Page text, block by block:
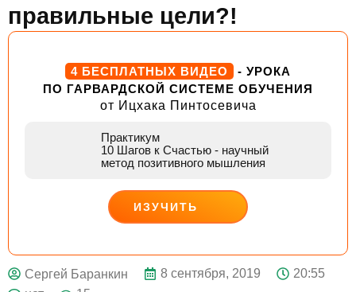
правильные цели?!
4 БЕСПЛАТНЫХ ВИДЕО
- УРОКА
ПО ГАРВАРДСКОЙ СИСТЕМЕ ОБУЧЕНИЯ
от Ицхака Пинтосевича
Практикум
10 Шагов к Счастью - научный
метод позитивного мышления
ИЗУЧИТЬ
ДЕЙСТВУЙ
Сергей Баранкин 8 сентября, 2019
20:55